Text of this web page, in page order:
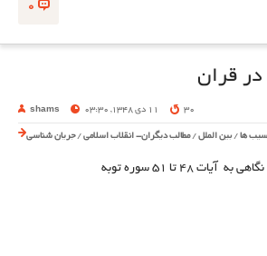
0
در قران
shams 11 دی 1348, 03:30 30
ها /بین الملل /مطالب دیگران- انقلاب اسلامی /جریان شناسی
نگاهی به آیات ۴۸ تا 51 سوره توبه